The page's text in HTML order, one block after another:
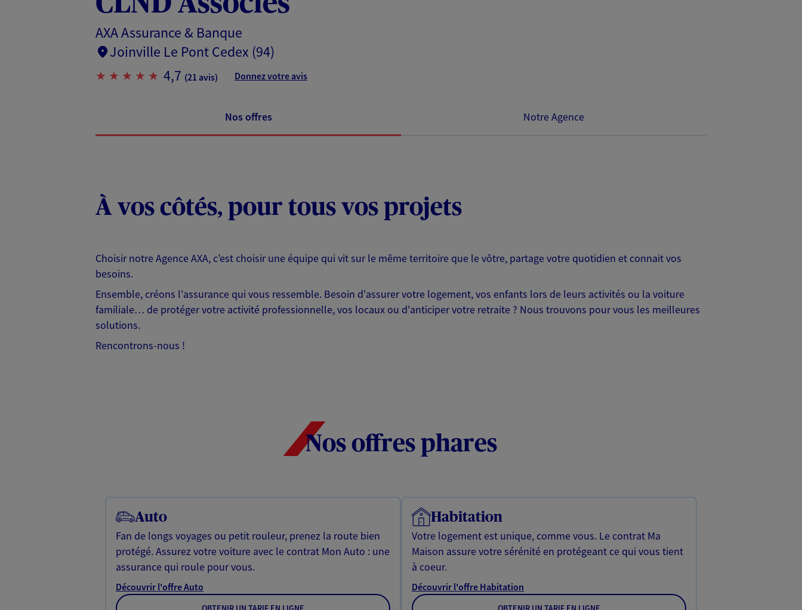
AXA Assurance & Banque
Joinville Le Pont Cedex (94)
4,7 (21 avis) Donnez votre avis
Nos offres Notre Agence
À vos côtés, pour tous vos projets
Choisir notre Agence AXA, c’est choisir une équipe qui vit sur le même territoire que le vôtre, partage votre quotidien et connait vos
besoins.
Ensemble, créons l'assurance qui vous ressemble. Besoin d'assurer votre logement, vos enfants lors de leurs activités ou la voiture
familiale… de protéger votre activité professionnelle, vos locaux ou d'anticiper votre retraite ? Nous trouvons pour vous les meilleures
solutions.
Rencontrons-nous !
Nos offres phares
Auto
Fan de longs voyages ou petit rouleur, prenez la route bien
protégé. Assurez votre voiture avec le contrat Mon Auto : une
assurance qui roule pour vous.
Découvrir l'offre Auto
Habitation
Votre logement est unique, comme vous. Le contrat Ma
Maison assure votre sérénité en protégeant ce qui vous tient
à coeur.
Découvrir l'offre Habitation